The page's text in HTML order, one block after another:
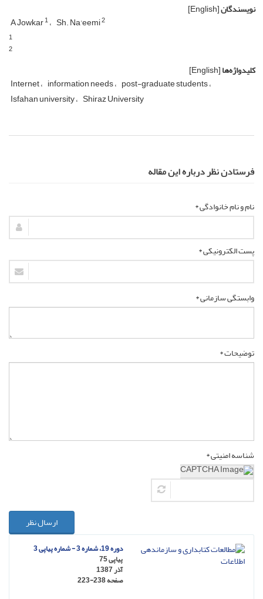
نویسندگان[English]
A Jowkar1 Sh. Na'eemi2
1
2
کلیدواژه‌ها[English]
Internet information needs post-graduate students
Isfahan university Shiraz University
فرستادن نظر درباره این مقاله
نام و نام خانوادگی *
پست الکترونیکی *
وابستگی سازمانی *
توضیحات *
شناسه امنیتی *
ارسال نظر
دوره 19، شماره 3 - شماره پیاپی 3
پیاپی 75
آذر 1387
صفحه223-238